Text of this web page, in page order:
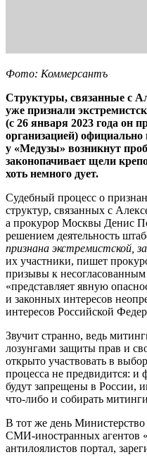
Фото: Коммерсантъ
Структуры, связанные с
уже признали
(с 26 января 2023 года он
организацией)
у «Медузы» возникнут
законопачивает щели
хоть немного дует.
Судебный процесс о
структур, связанных с
а прокурор Москвы Денис
решением деятельность
признана экстремистской,
их участники, пишет
призывы к
«представляет явную
и законных интересов
интересов Российской
Звучит странно, ведь
лозунгами защиты прав и
открыто участвовать в
процесса не предвидится:
будут запрещены в России,
что-либо и собирать
В тот же день
СМИ-иностранных агентов
антилоялистов портал,